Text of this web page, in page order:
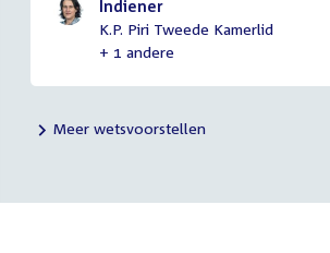
Indiener
K.P. Piri Tweede Kamerlid
+ 1 andere
Meer wetsvoorstellen